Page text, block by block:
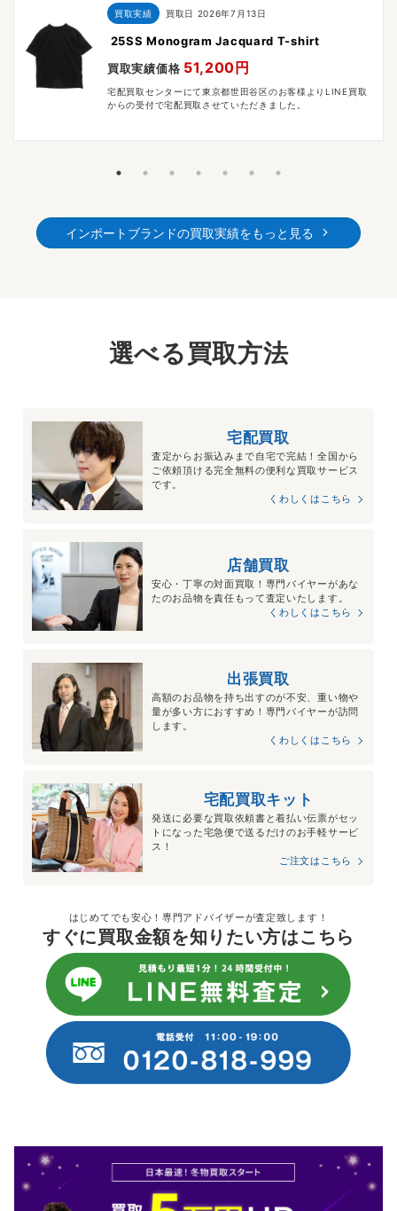
買取実績 買取日 2026年7月13日
25SS Monogram Jacquard T-shirt
買取実績価格 51,200円
宅配買取センターにて東京都世田谷区のお客様よりLINE買取
からの受付で宅配買取させていただきました。
インポートブランドの買取実績をもっと見る
選べる買取方法
宅配買取
査定からお振込みまで自宅で完結！全国から
ご依頼頂ける完全無料の便利な買取サービス
です。
くわしくはこちら
店舗買取
安心・丁寧の対面買取！専門バイヤーがあな
たのお品物を責任もって査定いたします。
くわしくはこちら
出張買取
高額のお品物を持ち出すのが不安、重い物や
量が多い方におすすめ！専門バイヤーが訪問
します。
くわしくはこちら
宅配買取キット
発送に必要な買取依頼書と着払い伝票がセッ
トになった宅急便で送るだけのお手軽サービ
ス！
ご注文はこちら
はじめてでも安心！専門アドバイザーが査定致します！
すぐに買取金額を知りたい方はこちら